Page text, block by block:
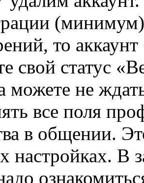
то
свой статус
можете не
все поля
в общении.
настройках. В